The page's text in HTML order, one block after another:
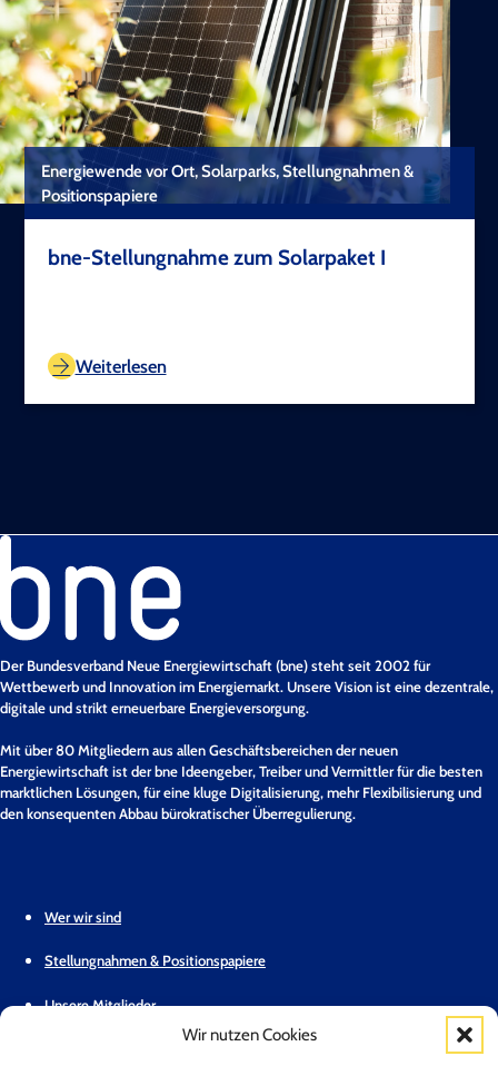
Wir nutzen Cookies
Energiewende vor Ort, Solarparks, Stellungnahmen &
Positionspapiere
bne-Stellungnahme zum Solarpaket I
Weiterlesen
Der Bundesverband Neue Energiewirtschaft (bne) steht seit 2002 für
Wettbewerb und Innovation im Energiemarkt. Unsere Vision ist eine dezentrale,
digitale und strikt erneuerbare Energieversorgung.
Mit über 80 Mitgliedern aus allen Geschäftsbereichen der neuen
Energiewirtschaft ist der bne Ideengeber, Treiber und Vermittler für die besten
marktlichen Lösungen, für eine kluge Digitalisierung, mehr Flexibilisierung und
den konsequenten Abbau bürokratischer Überregulierung.
Wer wir sind
Stellungnahmen & Positionspapiere
Unsere Mitglieder